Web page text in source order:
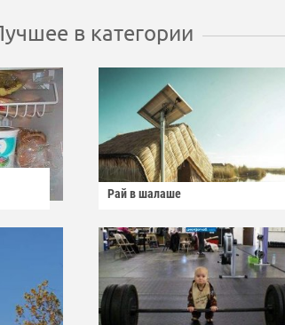
в категории
Рай в шалаше